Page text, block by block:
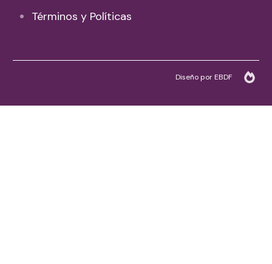
Términos y Políticas
Diseño por EBDF